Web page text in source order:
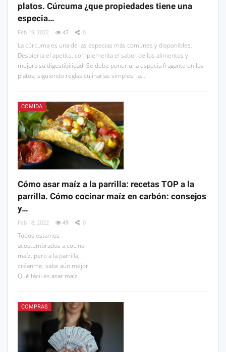
platos. Cúrcuma ¿que propiedades tiene una
especia…
Feb 19, 2022 47 0
La cúrcuma es una de las especias más comunes y disponibles.
Despierta el apetito, complementa el sabor de los alimentos y
mejora su digestibilidad. Se debe poner una especia fragante en los
platos, siguiendo reglas culinarias simples: la…
COMIDA
Cómo asar maíz a la parrilla: recetas TOP a la
parrilla. Cómo cocinar maíz en carbón: consejos
y…
Feb 18, 2022 49 0
Todos estamos
acostumbrados a cocinar
maíz, pero a la parrilla,
créanme, sabe aún mejor.
Qué fácil es asar maíz.
COMPRAS